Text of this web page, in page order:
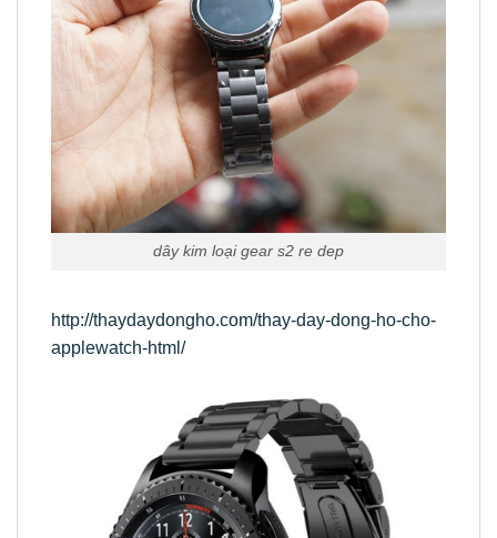
dây kim loại gear s2 re dep
http://thaydaydongho.com/thay-day-dong-ho-cho-
applewatch-html/